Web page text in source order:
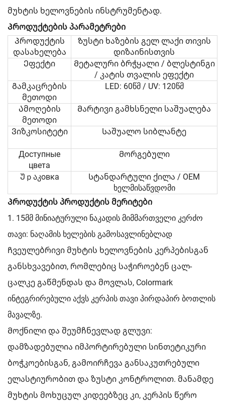
მუხტის ხელოვნების ინსტრუმენტად.
Პროდუქტების პარამეტრები
Პროდუქტის
დასახელება
Ზუსტი ხაზების გელ ლაქი თივის
დიზაინისთვის
Ეფექტი
Მეტალური ბრჭყალი / ბლესტინგი
/ კატის თვალის ეფექტი
Გამკაცრების
მეთოდი
LED: 60წმ / UV: 120წმ
Ამოღების
მეთოდი
Მარტივი გამხსნელი საშუალება
Ვიზკოსიტეტი Საშუალო სიბლანტე
Доступные
цвета
Მორგებული
Უｐაკовка
Სტანდარტული ქილა / OEM
ხელმისაწვდომი
Პროდუქტის პროდუქტის მერიტები
1. 15მმ მინიატურული ნაკადის მიმმართველი კერძო
თავი: ნაღამის ხელების გამოსავლინებლად
Ჩვეულებრივი მუხტის ხელოვნების კერპებისგან
განსხვავებით, რომლებიც საჭიროებენ ცალ-
ცალკე გაწმენდას და მოვლას, Colormark
ინტეგრირებული აქვს კერპის თავი პირდაპირ ბოთლის
მავალზე.
Მოქნილი და შეუმჩნევლად გლუვი:
დამზადებულია იმპორტირებული სინთეტიკური
ბოჭკოებისგან, გამოირჩევა განსაკუთრებული
ელასტიურობით და ზუსტი კონტროლით. მანამდე
მუხტის მოხუცულ კიდეებზეც კი, კერპის წერო